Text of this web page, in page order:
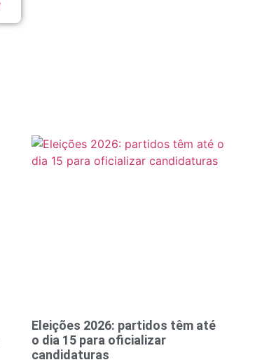
Eleições 2026: partidos têm até
o dia 15 para oficializar
candidaturas